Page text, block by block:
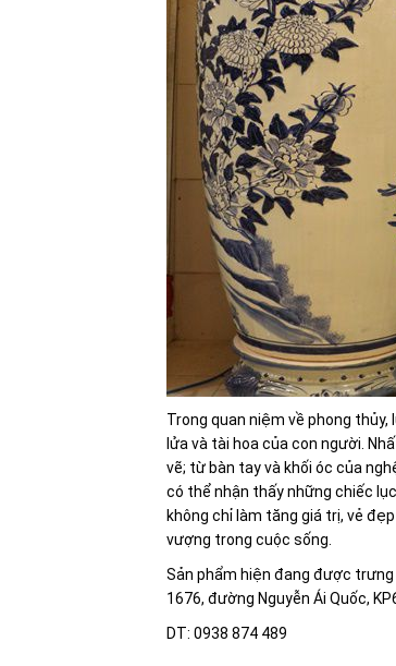
Trong quan niệm về phong
lửa và tài hoa của con người.
vẽ; từ bàn tay và khối óc của
có thể nhận thấy những chiếc
không chỉ làm tăng giá trị, vẻ
vượng trong cuộc sống.
Sản phẩm hiện đang được trưng
1676, đường Nguyễn Ái Quốc,
DT: 0938 874 489